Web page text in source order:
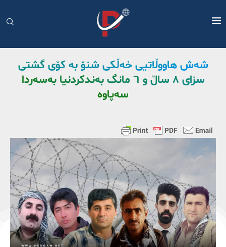
شەش هاووڵاتیی خەڵکی شنۆ بە کۆی گشتی
سزای ٨ ساڵ و ٦ مانگ بەندکردنیا بەسەردا
سەپاوە